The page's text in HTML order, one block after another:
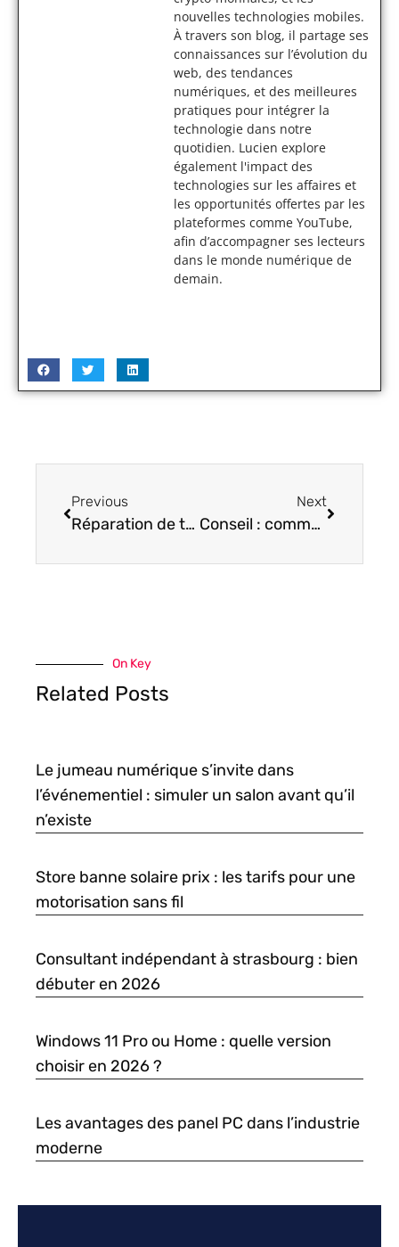
nouvelles technologies mobiles.
À travers son blog, il partage ses
connaissances sur l’évolution du
web, des tendances
numériques, et des meilleures
pratiques pour intégrer la
technologie dans notre
quotidien. Lucien explore
également l'impact des
technologies sur les affaires et
les opportunités offertes par les
plateformes comme YouTube,
afin d’accompagner ses lecteurs
dans le monde numérique de
demain.
Previous
Réparation de trottinette électrique
Next
Conseil : comment enlever Taboola sur téléphone ?
On Key
Related Posts
Le jumeau numérique s’invite dans
l’événementiel : simuler un salon avant qu’il
n’existe
Store banne solaire prix : les tarifs pour une
motorisation sans fil
Consultant indépendant à strasbourg : bien
débuter en 2026
Windows 11 Pro ou Home : quelle version
choisir en 2026 ?
Les avantages des panel PC dans l’industrie
moderne